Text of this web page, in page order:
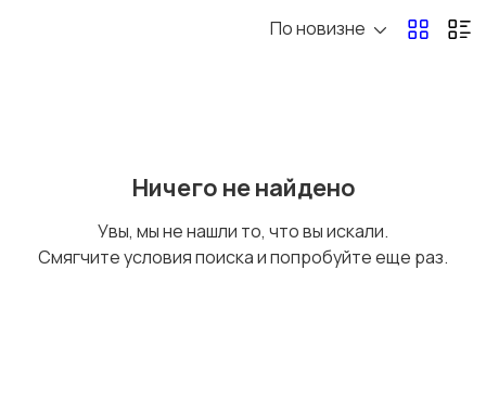
Нижнее белье
По новизне
Ничего не найдено
Увы, мы не нашли то, что вы искали.
Смягчите условия поиска и попробуйте еще раз.